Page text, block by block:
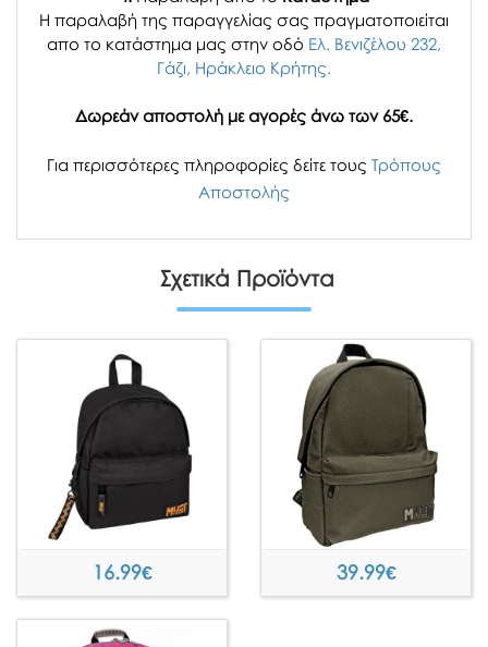
H παραλαβή της παραγγελίας σας πραγματοποιείται
απο το κατάστημα μας στην οδό Ελ. Βενιζέλου 232,
Γάζι, Ηράκλειο Κρήτης.
Δωρεάν αποστολή με αγορές άνω των 65€.
Για περισσότερες πληροφορίες δείτε τους Τρόπους
Αποστολής
Σχετικά Προϊόντα
16.99€ 39.99€